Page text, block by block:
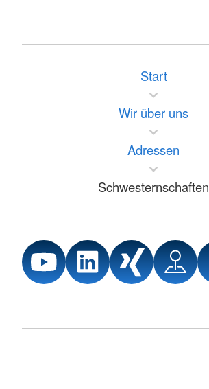
Start
Wir über uns
Adressen
Schwesternschaften